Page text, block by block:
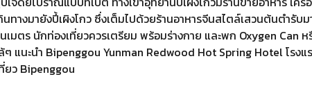
งมายังปี้เผิงโกว ซึ่งเต็มไปด้วยร้านอาหารจีนสไตล์เสวนต้นตำรับม
ร นักท่องเที่ยวควรเตรียม พร้อมร่างกาย และพก Oxygen Can ห
แนะนำ Bipenggou Yunman Redwood Hot Spring Hotel โรงแ
ยว Bipenggou